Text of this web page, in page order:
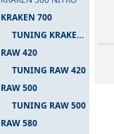
KRAKEN 700
TUNING KRAKEN 700
RAW 420
TUNING RAW 420
RAW 500
TUNING RAW 500
RAW 580